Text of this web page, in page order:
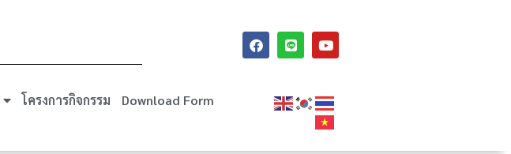
โครงการกิจกรรม Download Form